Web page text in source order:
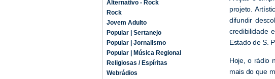
Alternativo - Rock
Rock
Jovem Adulto
Popular | Sertanejo
Popular | Jornalismo
Popular | Música Regional
Religiosas / Espíritas
Webrádios
projeto.
difundir
credibilidade
Estado de S.
Hoje, o rádio
mais do que